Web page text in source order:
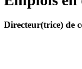
Directeur(trice) de